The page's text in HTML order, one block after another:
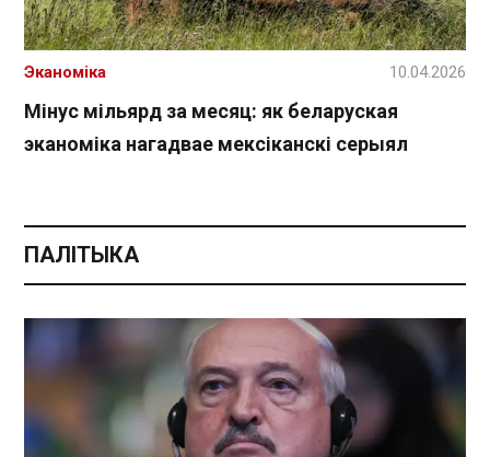
Мінус мільярд за месяц: як беларуская
эканоміка нагадвае мексіканскі серыял
Эканоміка 10.04.2026
ПАЛІТЫКА